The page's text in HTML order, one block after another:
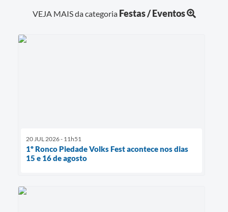
VEJA MAIS da categoria Festas / Eventos
20 JUL 2026 - 11h51
1º Ronco Piedade Volks Fest acontece nos dias
15 e 16 de agosto